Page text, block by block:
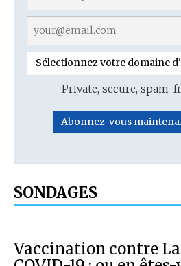
Sélectionnez votre domaine
Private, secure, spam-
SONDAGES
Vaccination contre La